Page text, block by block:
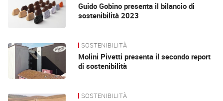
Guido Gobino presenta il bilancio di
sostenibilità 2023
SOSTENIBILITÀ
Molini Pivetti presenta il secondo report
di sostenibilità
SOSTENIBILITÀ